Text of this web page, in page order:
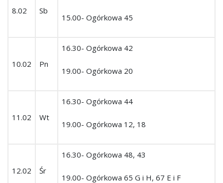
8.02 Sb
15.00- Ogórkowa 45
10.02 Pn
16.30- Ogórkowa 42
19.00- Ogórkowa 20
11.02 Wt
16.30- Ogórkowa 44
19.00- Ogórkowa 12, 18
12.02 Śr
16.30- Ogórkowa 48, 43
19.00- Ogórkowa 65 G i H, 67 E i F